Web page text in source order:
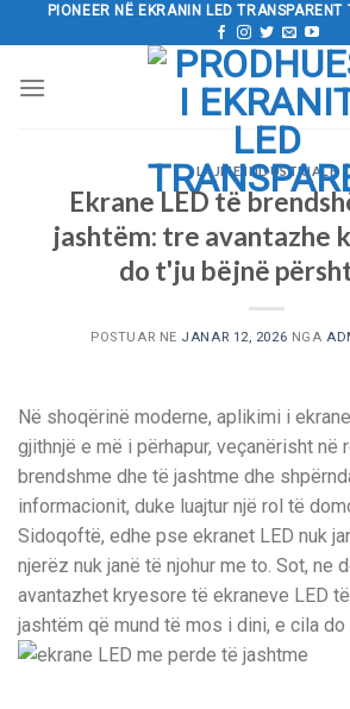
tek
PIONEER NË EKRANIN LED TRANSPARENT
LAJME INDUSTRIALE
Ekrane LED të
jashtëm: tre avantazhe
do t'ju bëjnë
POSTUAR NE JANAR 12, 2026 NGA
Në shoqërinë moderne, aplikimi i
gjithnjë e më i përhapur, veçanërisht në
brendshme dhe të jashtme dhe
informacionit, duke luajtur një rol të
Sidoqoftë, edhe pse ekranet LED nuk
njerëz nuk janë të njohur me to. Sot, ne
avantazhet kryesore të ekraneve LED
jashtëm që mund të mos i dini, e cila